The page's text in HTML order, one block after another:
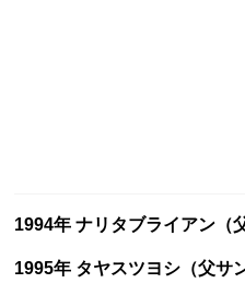
1994年 ナリタブライアン（
1995年 タヤスツヨシ（父サ